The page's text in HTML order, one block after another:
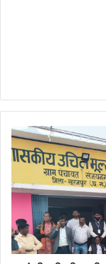
मंत्री
श्रीमती
लक्ष्मी
ने
मूल्य
दुकान
सह